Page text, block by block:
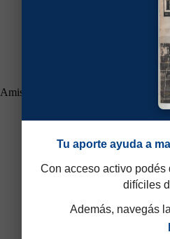
Amistosos 2002
Tu aporte ayuda a
Con acceso activo podés
difíciles
Además, navegás